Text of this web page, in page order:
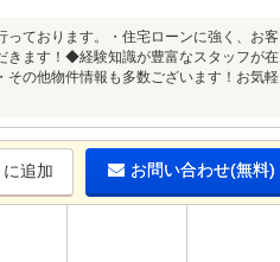
ております。・住宅ローンに強く、お客
きます！◆経験知識が豊富なスタッフが在
の他物件情報も多数ございます！お気軽
追加 お問い合わせ(無料)